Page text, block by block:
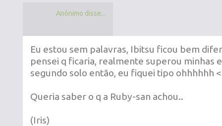
Anônimo disse...
Eu estou sem palavras, Ibitsu ficou bem
pensei q ficaria, realmente superou minhas
segundo solo então, eu fiquei tipo ohhhhhh
Queria saber o q a Ruby-san achou..
(Iris)